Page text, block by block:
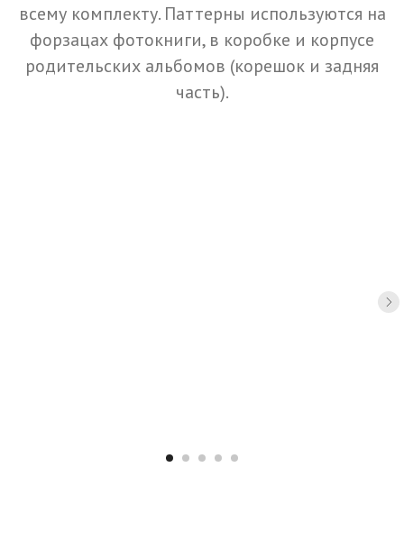
всему комплекту. Паттерны используются на
форзацах фотокниги, в коробке и корпусе
родительских альбомов (корешок и задняя
часть).